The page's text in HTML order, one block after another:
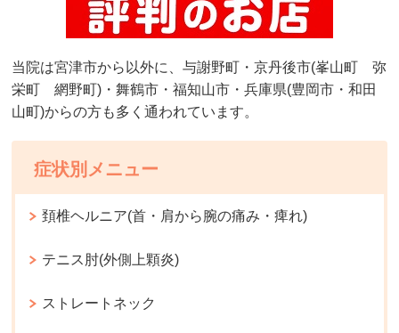
当院は宮津市から以外に、与謝野町・京丹後市(峯山町 弥
栄町 網野町)・舞鶴市・福知山市・兵庫県(豊岡市・和田
山町)からの方も多く通われています。
症状別メニュー
頚椎ヘルニア(首・肩から腕の痛み・痺れ)
テニス肘(外側上顆炎)
ストレートネック